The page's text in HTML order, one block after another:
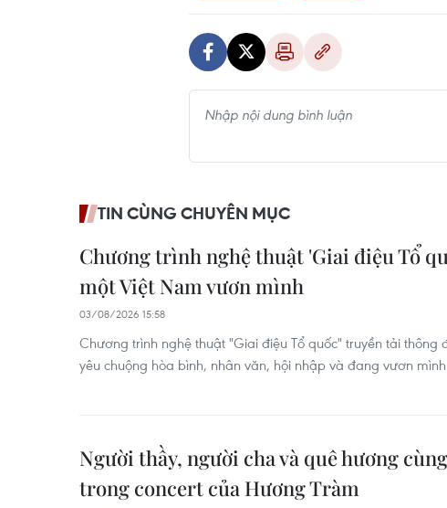
TIN CÙNG CHUYÊN MỤC
Chương trình nghệ thuật 'Giai điệu Tổ
một Việt Nam vươn mình
03/08/2026 15:58
Chương trình nghệ thuật "Giai điệu Tổ quốc" truyền tải thông
yêu chuộng hòa bình, nhân văn, hội nhập và đang vươn
Người thầy, người cha và quê hương
trong concert của Hương Tràm